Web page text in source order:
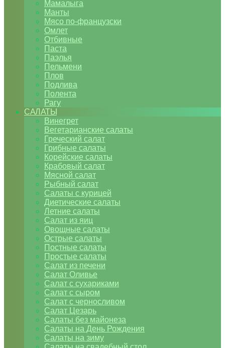
Мамалыга
Манты
Мясо по-французски
Омлет
Отбивные
Паста
Паэлья
Пельмени
Плов
Подлива
Полента
Рагу
САЛАТЫ
Винегрет
Вегетарианские салаты
Греческий салат
Грибные салаты
Корейские салаты
Крабовый салат
Мясной салат
Рыбный салат
Салаты с курицей
Диетические салаты
Летние салаты
Салат из яиц
Овощные салаты
Острые салаты
Постные салаты
Простые салаты
Салат из печени
Салат Оливье
Салат с сухариками
Салат с сыром
Салат с черносливом
Салат Цезарь
Салаты без майонеза
Салаты на День Рождения
Салаты на зиму